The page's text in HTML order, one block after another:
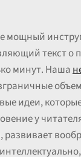
мощный
текст о
минут. Наша
идеи,
у
развивает